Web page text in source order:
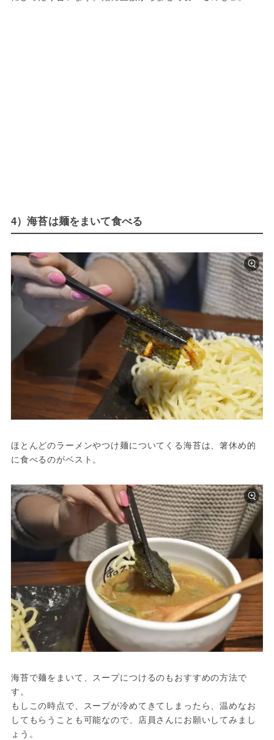
4）海苔は麺をまいて食べる
ほとんどのラーメンやつけ麺についてくる海苔は、箸休め的
に食べるのがベスト。
海苔で麺をまいて、スープにつけるのもおすすめの方法で
す。
もしこの時点で、スープが冷めてきてしまったら、温めなお
してもらうことも可能なので、店員さんにお願いしてみまし
ょう。